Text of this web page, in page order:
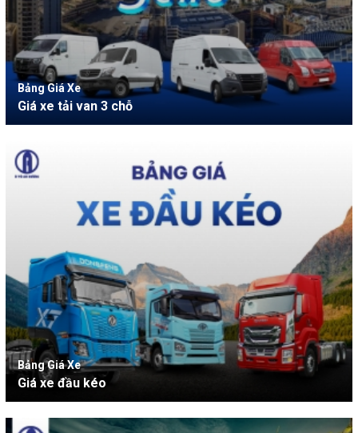
Bảng Giá Xe
Giá xe tải van 3 chỗ
Bảng Giá Xe
Giá xe đầu kéo